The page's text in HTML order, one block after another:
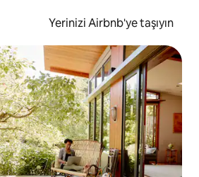
Yerinizi Airbnb'ye taşıyın